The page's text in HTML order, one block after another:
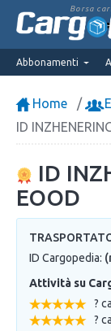
Borsa
Abbonamenti
Home
ID
ID
EOOD
ID Cargopedia:
Attività su
?
?